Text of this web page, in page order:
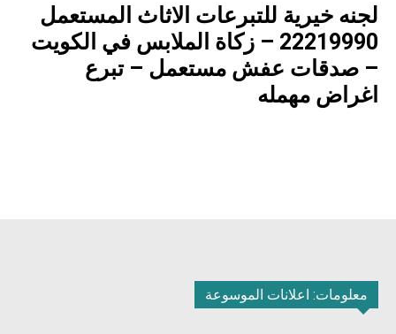
لجنه خيرية للتبرعات الاثاث المستعمل
22219990 – زكاة الملابس في الكويت
– صدقات عفش مستعمل – تبرع
اغراض مهمله
معلومات: اعلانات الموسوعة